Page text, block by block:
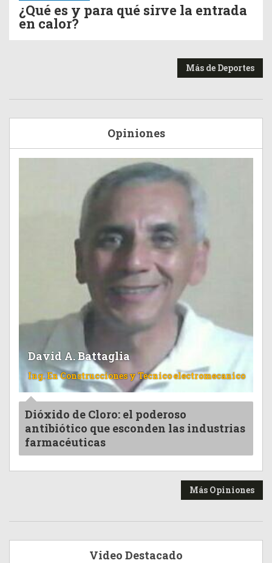
¿Qué es y para qué sirve la entrada
en calor?
Más de Deportes
Opiniones
David A. Battaglia
Ing. En Construcciones y Tecnico electromecanico
Dióxido de Cloro: el poderoso
antibiótico que esconden las industrias
farmacéuticas
Más Opiniones
Video Destacado